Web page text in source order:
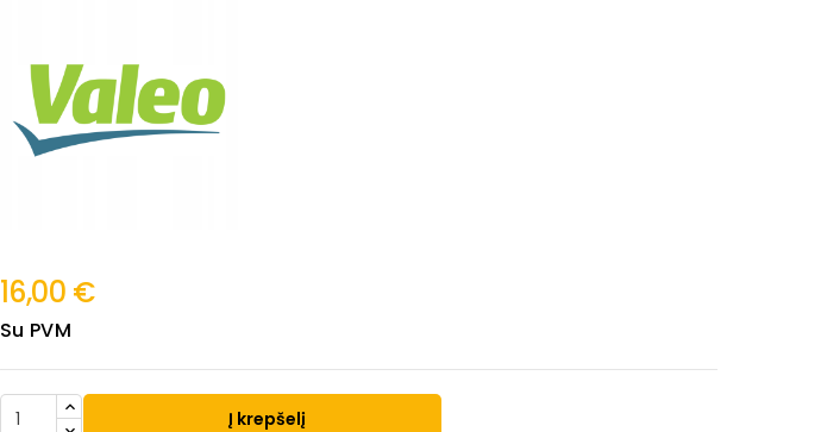
16,00 €
Su PVM
Į krepšelį